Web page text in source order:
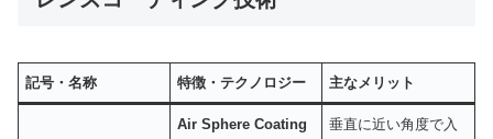
記号・名称 特徴・テクノロジー 主なメリット
Air Sphere Coating
垂直に近い角度で入